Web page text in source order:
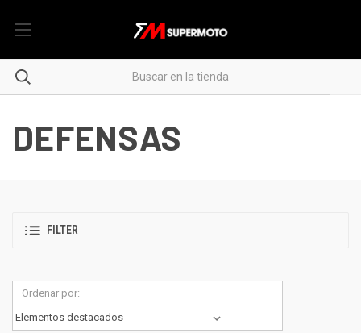
DEFENSAS
FILTER
Ordenar por: